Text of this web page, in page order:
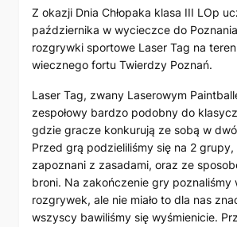
Z okazji Dnia Chłopaka klasa III LOp
października w wycieczce do
rozgrywki sportowe Laser Tag na
wiecznego fortu Twierdzy Poznań.
Laser Tag, zwany Laserowym
zespołowy bardzo podobny do
gdzie gracze konkurują ze sobą w
Przed grą podzieliliśmy się na 2
zapoznani z zasadami, oraz ze
broni. Na zakończenie gry poznaliśmy
rozgrywek, ale nie miało to dla nas
wszyscy bawiliśmy się wyśmienicie.